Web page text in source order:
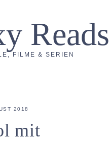
Reads
FILME & SERIEN
2018
mit